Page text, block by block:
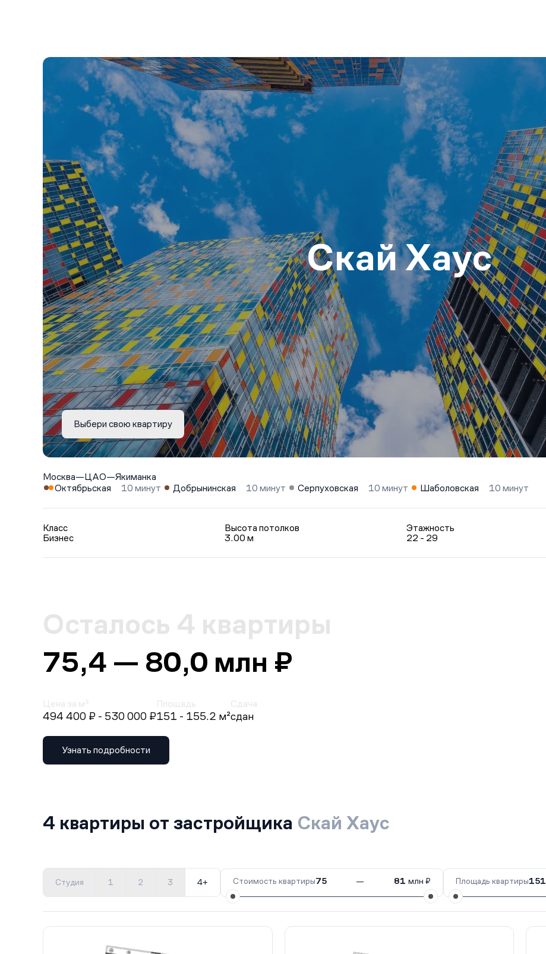
Скай Хаус
Выбери свою квартиру
Москва—ЦАО—Якиманка
Октябрьская
10 минут Добрынинская 10 минут Серпуховская 10 минут Шаболовская 10 минут
Класс
Бизнес
Высота потолков
3.00 м
Этажность
22 - 29
Осталось 4 квартиры
75,4 — 80,0 млн ₽
Цена за м²
494 400 ₽ - 530 000 ₽
Площадь
151 - 155.2 м²
Сдача
сдан
Узнать подробности
4 квартиры от застройщика Скай Хаус
Студия 1 2 3 4+ Стоимость квартиры75 — 81 млн ₽ Площадь квартиры151
Все корпуса 3 (1) 4 кв.Сдан